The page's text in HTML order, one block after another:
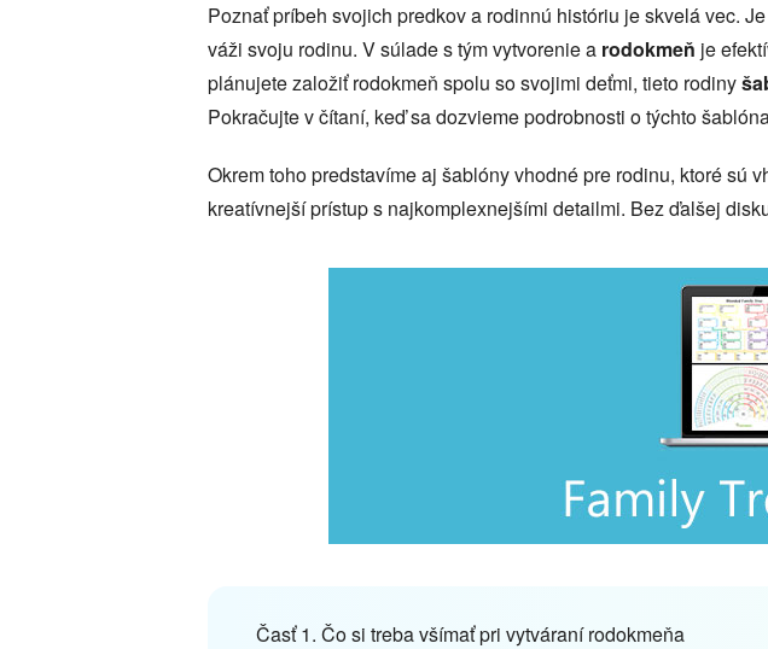
Poznať príbeh svojich predkov a rodinnú históriu je skvelá vec.
váži svoju rodinu. V súlade s tým vytvorenie a rodokmeň je
plánujete založiť rodokmeň spolu so svojimi deťmi, tieto rodiny
Pokračujte v čítaní, keď sa dozvieme podrobnosti o týchto
Okrem toho predstavíme aj šablóny vhodné pre rodinu, ktoré sú
kreatívnejší prístup s najkomplexnejšími detailmi. Bez ďalšej
Časť 1. Čo si treba všímať pri vytváraní rodokmeňa